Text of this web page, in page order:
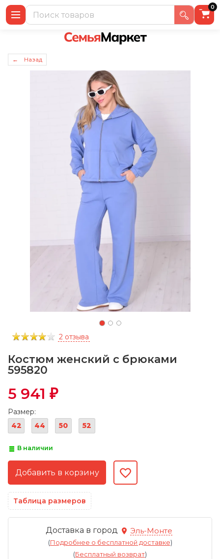
0
← Назад
2 отзыва
Костюм женский с брюками
595820
5 941 ₽
Размер:
42
44 50 52
В наличии
Таблица размеров
Доставка в город Эль-Монте
(Подробнее о бесплатной доставке)
(Бесплатный возврат)